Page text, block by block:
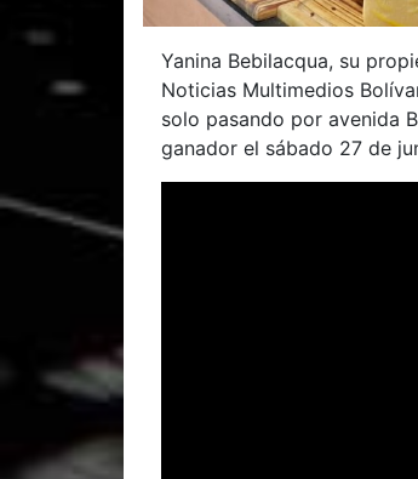
Yanina Bebilacqua, su
Noticias Multimedios
solo pasando por avenida
ganador el sábado 27 de